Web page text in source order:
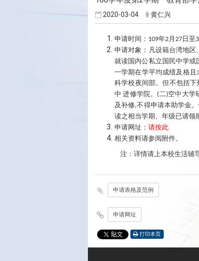
2020-03-04 黄仁兴
申请时间： 109年2月 27 日至 3
申请对象 ： 凡设籍台湾地
就读国内公私立国民中学或
一学期在学平均成绩及格
科学校夜间部。但不包括下
中 进修学院。 (二)空中大学
及补修,不得申请本助学金
读之相当学期、年级已请领
申请网址： 请按此
相关资料请参阅附件。
注： 详情请上本校生活辅
申请表格及范例
申请网址
打印本页